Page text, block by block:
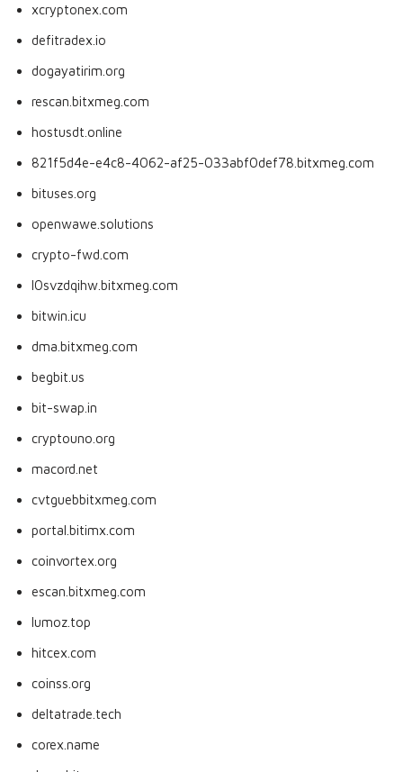
xcryptonex.com
defitradex.io
dogayatirim.org
rescan.bitxmeg.com
hostusdt.online
821f5d4e-e4c8-4062-af25-033abf0def78.bitxmeg.com
bituses.org
openwawe.solutions
crypto-fwd.com
l0svzdqihw.bitxmeg.com
bitwin.icu
dma.bitxmeg.com
begbit.us
bit-swap.in
cryptouno.org
macord.net
cvtguebbitxmeg.com
portal.bitimx.com
coinvortex.org
escan.bitxmeg.com
lumoz.top
hitcex.com
coinss.org
deltatrade.tech
corex.name